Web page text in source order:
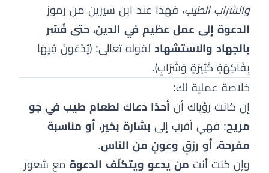
والشراب الطيب، فهذا عند ابن سيرين من رموز
الدعوة إلى عمل عظيم في الدين، حتى فُسّر
بالجهاد والاستشهاد لقوله تعالى: ﴿يُدْعَونَ فِيهَا
بِفَاكِهَةٍ كَثِيرَةٍ وَشَرَابٍ﴾.
خلاصة عملية لك:
إن كانت رؤياك أن أحدًا دعاك لطعام طيب في جو
مريح: فهي أقرب إلى بشارة بخير، أو مناسبة
مفرحة، أو رزقٍ وعونٍ من الناس.
وإن كنت أنت من يدعو ويتكلّف الدعوة مع شعور